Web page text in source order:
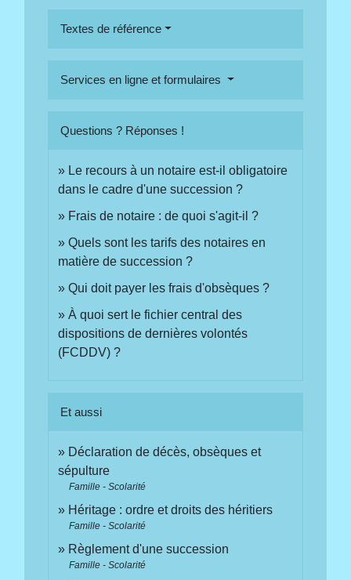
Textes de référence
Services en ligne et formulaires
Questions ? Réponses !
Le recours à un notaire est-il obligatoire
dans le cadre d'une succession ?
Frais de notaire : de quoi s'agit-il ?
Quels sont les tarifs des notaires en
matière de succession ?
Qui doit payer les frais d'obsèques ?
À quoi sert le fichier central des
dispositions de dernières volontés
(FCDDV) ?
Et aussi
Déclaration de décès, obsèques et
sépulture
Famille - Scolarité
Héritage : ordre et droits des héritiers
Famille - Scolarité
Règlement d'une succession
Famille - Scolarité